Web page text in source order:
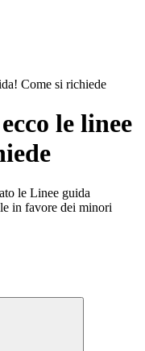
Come si richiede
le linee
le Linee guida
in favore dei minori